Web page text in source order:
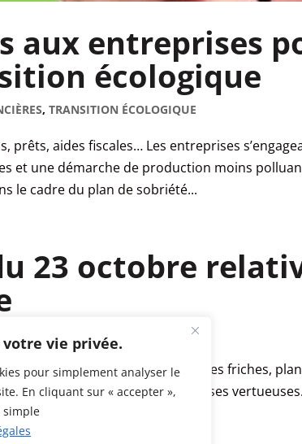
vie privée.
pour simplement analyser le
En cliquant sur « accepter »,
simple
aux entreprises
écologique
,TRANSITION ÉCOLOGIQUE
prêts, aides fiscales… Les entreprises
et une démarche de production moins
le cadre du plan de sobriété...
23 octobre
accélérée, réhabilitation des friches,
fléchée vers les entreprises
l’industrie verte, qui a...